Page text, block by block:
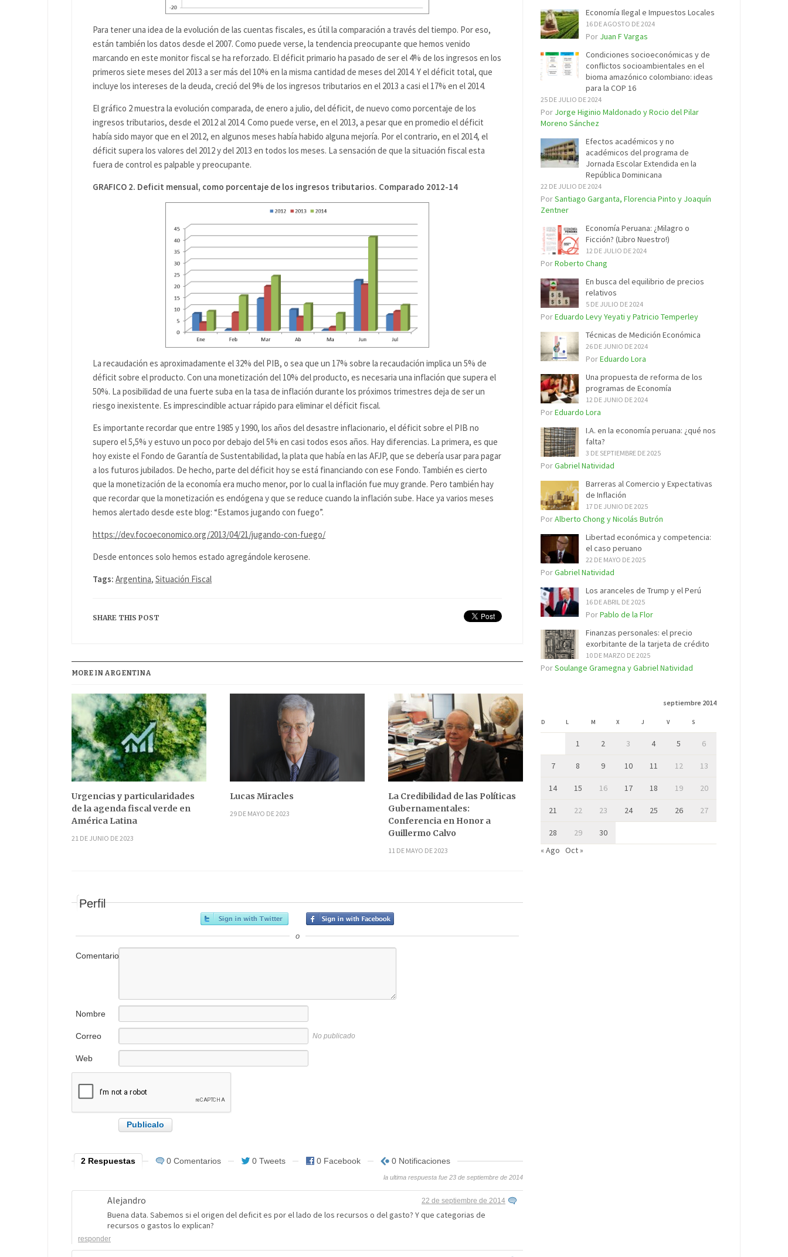
Para tener una idea de la evolución de las cuentas fiscales, es útil la comparación a través del tiempo. Por eso,
están también los datos desde el 2007. Como puede verse, la tendencia preocupante que hemos venido
marcando en este monitor fiscal se ha reforzado. El déficit primario ha pasado de ser el 4% de los ingresos en los
primeros siete meses del 2013 a ser más del 10% en la misma cantidad de meses del 2014. Y el déficit total, que
incluye los intereses de la deuda, creció del 9% de los ingresos tributarios en el 2013 a casi el 17% en el 2014.
El gráfico 2 muestra la evolución comparada, de enero a julio, del déficit, de nuevo como porcentaje de los
ingresos tributarios, desde el 2012 al 2014. Como puede verse, en el 2013, a pesar que en promedio el déficit
había sido mayor que en el 2012, en algunos meses había habido alguna mejoría. Por el contrario, en el 2014, el
déficit supera los valores del 2012 y del 2013 en todos los meses. La sensación de que la situación fiscal esta
fuera de control es palpable y preocupante.
GRAFICO 2. Deficit mensual, como porcentaje de los ingresos tributarios. Comparado 2012-14
La recaudación es aproximadamente el 32% del PIB, o sea que un 17% sobre la recaudación implica un 5% de
déficit sobre el producto. Con una monetización del 10% del producto, es necesaria una inflación que supera el
50%. La posibilidad de una fuerte suba en la tasa de inflación durante los próximos trimestres deja de ser un
riesgo inexistente. Es imprescindible actuar rápido para eliminar el déficit fiscal.
Es importante recordar que entre 1985 y 1990, los años del desastre inflacionario, el déficit sobre el PIB no
supero el 5,5% y estuvo un poco por debajo del 5% en casi todos esos años. Hay diferencias. La primera, es que
hoy existe el Fondo de Garantía de Sustentabilidad, la plata que había en las AFJP, que se debería usar para pagar
a los futuros jubilados. De hecho, parte del déficit hoy se está financiando con ese Fondo. También es cierto
que la monetización de la economía era mucho menor, por lo cual la inflación fue muy grande. Pero también hay
que recordar que la monetización es endógena y que se reduce cuando la inflación sube. Hace ya varios meses
hemos alertado desde este blog: “Estamos jugando con fuego”.
https://dev.focoeconomico.org/2013/04/21/jugando-con-fuego/
Desde entonces solo hemos estado agregándole kerosene.
Tags: Argentina, Situación Fiscal
SHARE THIS POST
MORE IN ARGENTINA
Urgencias y particularidades
de la agenda fiscal verde en
América Latina
21 DE JUNIO DE 2023
Lucas Miracles
29 DE MAYO DE 2023
La Credibilidad de las Políticas
Gubernamentales:
Conferencia en Honor a
Guillermo Calvo
11 DE MAYO DE 2023
Perfil
o
Comentario
Nombre
Correo
No publicado
Web
2 Respuestas 0 Comentarios 0 Tweets 0 Facebook 0 Notificaciones
la ultima respuesta fue 23 de septiembre de 2014
Alejandro 22 de septiembre de 2014
Buena data. Sabemos si el origen del deficit es por el lado de los recursos o del gasto? Y que categorias de
recursos o gastos lo explican?
responder
Economía Ilegal e Impuestos Locales
16 DE AGOSTO DE 2024
Por Juan F Vargas
Condiciones socioeconómicas y de
conflictos socioambientales en el
bioma amazónico colombiano: ideas
para la COP 16
25 DE JULIO DE 2024
Por Jorge Higinio Maldonado y Rocio del Pilar
Moreno Sánchez
Efectos académicos y no
académicos del programa de
Jornada Escolar Extendida en la
República Dominicana
22 DE JULIO DE 2024
PorSantiago Garganta, Florencia Pinto y Joaquín
Zentner
Economía Peruana: ¿Milagro o
Ficción? (Libro Nuestro!)
12 DE JULIO DE 2024
PorRoberto Chang
En busca del equilibrio de precios
relativos
5 DE JULIO DE 2024
PorEduardo Levy Yeyati y Patricio Temperley
Técnicas de Medición Económica
26 DE JUNIO DE 2024
PorEduardo Lora
Una propuesta de reforma de los
programas de Economía
12 DE JUNIO DE 2024
PorEduardo Lora
I.A. en la economía peruana: ¿qué nos
falta?
3 DE SEPTIEMBRE DE 2025
PorGabriel Natividad
Barreras al Comercio y Expectativas
de Inflación
17 DE JUNIO DE 2025
PorAlberto Chong y Nicolás Butrón
Libertad económica y competencia:
el caso peruano
22 DE MAYO DE 2025
PorGabriel Natividad
Los aranceles de Trump y el Perú
16 DE ABRIL DE 2025
PorPablo de la Flor
Finanzas personales: el precio
exorbitante de la tarjeta de crédito
10 DE MARZO DE 2025
PorSoulange Gramegna y Gabriel Natividad
septiembre 2014
D L M X J V S
1 2 3 4 5 6
7 8 9 10 11 12 13
14 15 16 17 18 19 20
21 22 23 24 25 26 27
28 29
30
« Ago Oct »